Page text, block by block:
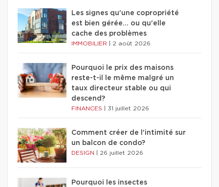
Les signes qu'une copropriété
est bien gérée… ou qu'elle
cache des problèmes
IMMOBILIER 2 août 2026
Pourquoi le prix des maisons
reste-t-il le même malgré un
taux directeur stable ou qui
descend?
FINANCES 31 juillet 2026
Comment créer de l'intimité sur
un balcon de condo?
DESIGN 26 juillet 2026
Pourquoi les insectes